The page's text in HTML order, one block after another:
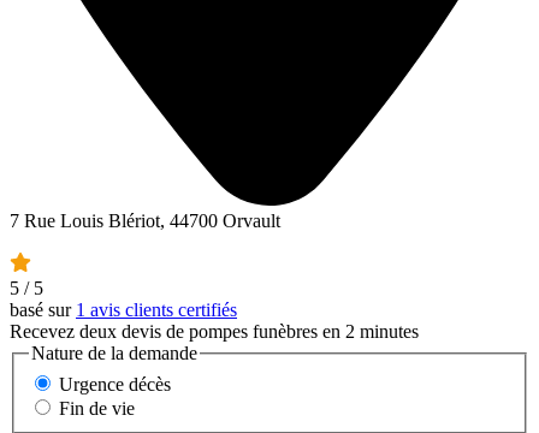
7 Rue Louis Blériot, 44700 Orvault
5 / 5
basé sur 1 avis clients certifiés
Recevez deux devis de pompes funèbres en 2 minutes
Nature de la demande
Urgence décès
Fin de vie